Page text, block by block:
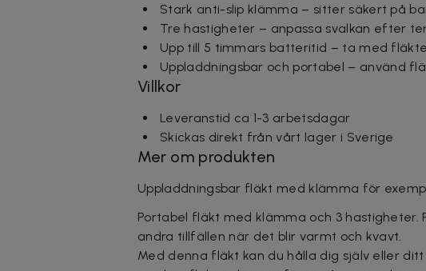
Stark anti-slip klämma – sitter säkert på
Tre hastigheter – anpassa svalkan efter
Upp till 5 timmars batteritid – ta med
Uppladdningsbar och portabel – använd
Villkor
Leveranstid ca 1-3 arbetsdagar
Skickas direkt från vårt lager i Sverige
Mer om produkten
Uppladdningsbar fläkt med klämma för
Portabel fläkt med klämma och 3
andra tillfällen när det blir varmt och kvavt.
Med denna fläkt kan du hålla dig själv eller